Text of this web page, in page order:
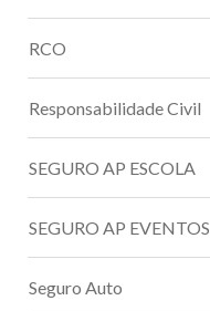
RCO
Responsabilidade Civil
SEGURO AP ESCOLA
SEGURO AP EVENTOS
Seguro Auto